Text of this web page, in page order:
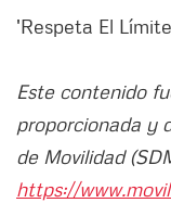
'Respeta El
Este contenido
proporcionada y
de Movilidad
https://